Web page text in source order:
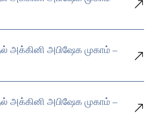
அக்கினி அபிஷேக முகாம் –
அக்கினி அபிஷேக முகாம் –